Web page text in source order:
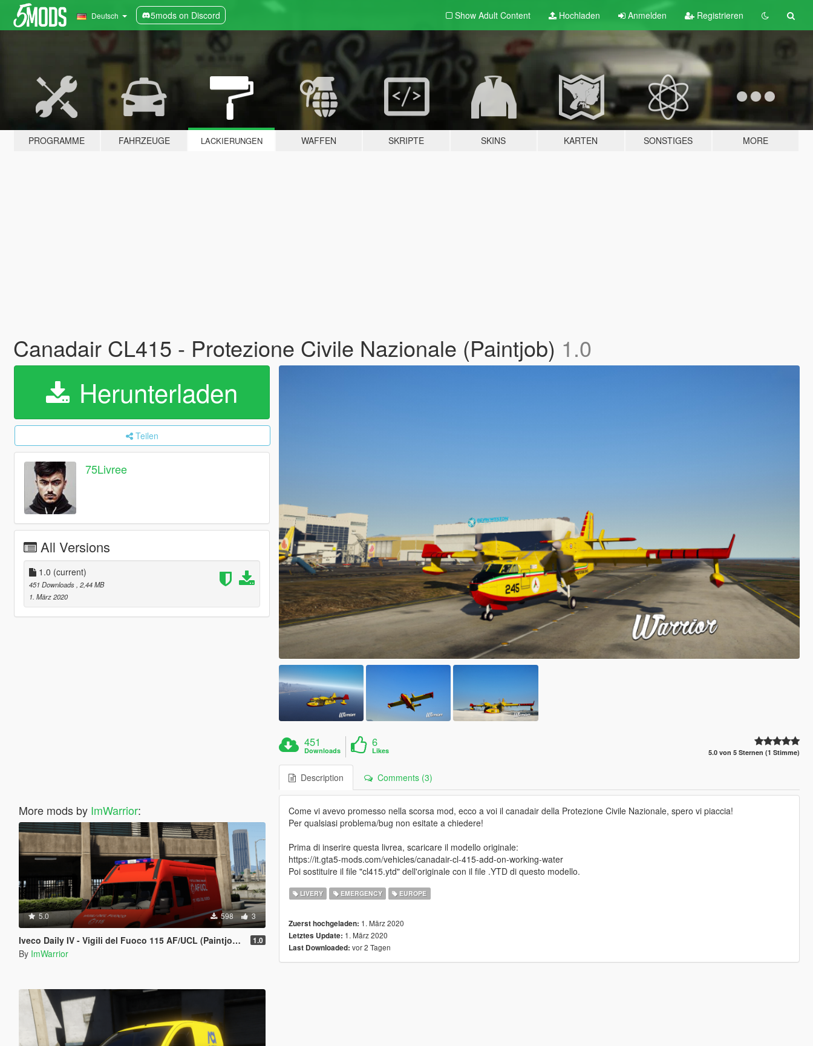
Deutsch 5mods on Discord Show Adult Content Hochladen Anmelden Registrieren
PROGRAMME FAHRZEUGE LACKIERUNGEN WAFFEN SKRIPTE SKINS KARTEN SONSTIGES MORE
Canadair CL415 - Protezione Civile Nazionale (Paintjob) 1.0
Herunterladen
Teilen
75Livree
All Versions
1.0 (current)
451 Downloads , 2,44 MB
1. März 2020
More mods by ImWarrior:
5.0 598 3
Iveco Daily IV - Vigili del Fuoco 115 AF/UCL (Paintjob | FiveM) 1.0
By ImWarrior
451
Downloads
6
Likes 5.0 von 5 Sternen (1 Stimme)
Description Comments (3)
Come vi avevo promesso nella scorsa mod, ecco a voi il canadair della Protezione Civile Nazionale, spero vi piaccia!
Per qualsiasi problema/bug non esitate a chiedere!
Prima di inserire questa livrea, scaricare il modello originale:
https://it.gta5-mods.com/vehicles/canadair-cl-415-add-on-working-water
Poi sostituire il file "cl415.ytd" dell'originale con il file .YTD di questo modello.
LIVERY EMERGENCY EUROPE
Zuerst hochgeladen: 1. März 2020
Letztes Update: 1. März 2020
Last Downloaded: vor 2 Tagen